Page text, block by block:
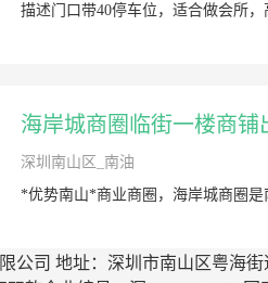
描述门口带40停车位，适合做会所
海岸城商圈临街一楼商
深圳南山区_南油
*优势南山*商业商圈，海岸城商圈
公司 地址：深圳市南山区粤海